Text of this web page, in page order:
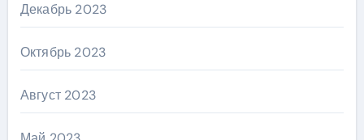
Декабрь 2023
Октябрь 2023
Август 2023